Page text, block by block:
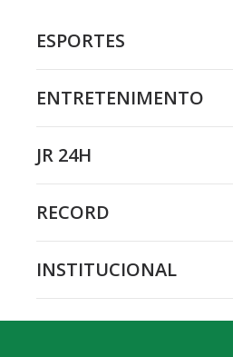
ESPORTES
ENTRETENIMENTO
JR 24H
RECORD
INSTITUCIONAL